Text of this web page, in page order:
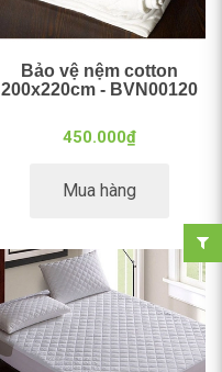
Bảo vệ nệm cotton
200x220cm - BVN00120
450.000₫
Mua hàng